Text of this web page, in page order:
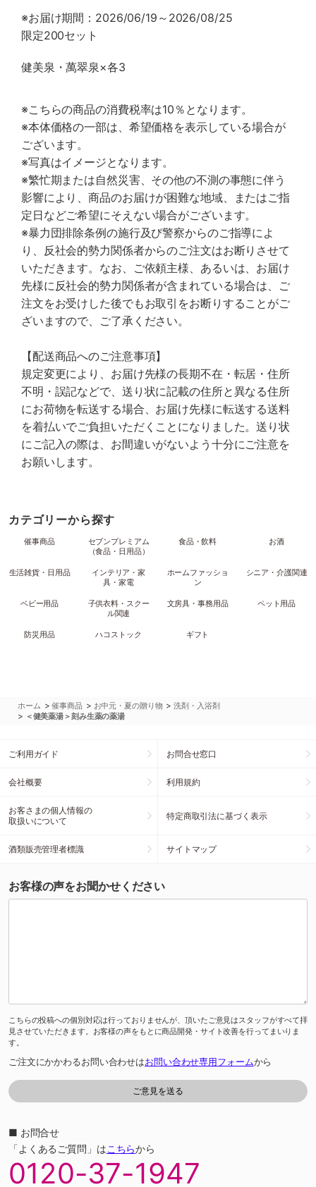
※お届け期間：2026/06/19～2026/08/25
限定200セット
健美泉・萬翠泉×各3
※こちらの商品の消費税率は10％となります。
※本体価格の一部は、希望価格を表示している場合が
ございます。
※写真はイメージとなります。
※繁忙期または自然災害、その他の不測の事態に伴う
影響により、商品のお届けが困難な地域、またはご指
定日などご希望にそえない場合がございます。
※暴力団排除条例の施行及び警察からのご指導によ
り、反社会的勢力関係者からのご注文はお断りさせて
いただきます。なお、ご依頼主様、あるいは、お届け
先様に反社会的勢力関係者が含まれている場合は、ご
注文をお受けした後でもお取引をお断りすることがご
ざいますので、ご了承ください。
【配送商品へのご注意事項】
規定変更により、お届け先様の長期不在・転居・住所
不明・誤記などで、送り状に記載の住所と異なる住所
にお荷物を転送する場合、お届け先様に転送する送料
を着払いでご負担いただくことになりました。送り状
にご記入の際は、お間違いがないよう十分にご注意を
お願いします。
カテゴリーから探す
催事商品
セブンプレミアム
（食品・日用品）
食品・飲料 お酒
生活雑貨・日用品
インテリア・家
具・家電
ホームファッショ
ン
シニア・介護関連
ベビー用品
子供衣料・スクー
ル関連
文房具・事務用品 ペット用品
防災用品 ハコストック ギフト
ホーム >催事商品 > お中元・夏の贈り物 >洗剤・入浴剤
> ＜健美薬湯＞刻み生薬の薬湯
ご利用ガイド お問合せ窓口
会社概要 利用規約
お客さまの個人情報の
取扱いについて
特定商取引法に基づく表示
酒類販売管理者標識 サイトマップ
お客様の声をお聞かせください
こちらの投稿への個別対応は行っておりませんが、頂いたご意見はスタッフがすべて拝
見させていただきます。お客様の声をもとに商品開発・サイト改善を行ってまいりま
す。
ご注文にかかわるお問い合わせはお問い合わせ専用フォームから
■ お問合せ
「よくあるご質問」はこちらから
0120-37-1947